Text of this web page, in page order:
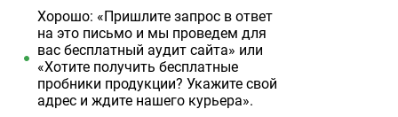
Хорошо: «Пришлите запрос в ответ
на это письмо и мы проведем для
вас бесплатный аудит сайта» или
«Хотите получить бесплатные
пробники продукции? Укажите свой
адрес и ждите нашего курьера».